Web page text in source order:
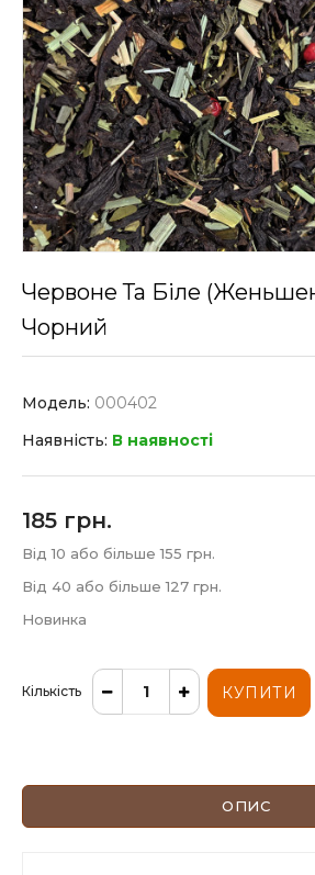
Червоне Та Біле
Чорний
Модель: 000402
Наявність: В наявності
185 грн.
Від 10 або більше 155 грн.
Від 40 або більше 127 грн.
Новинка
Кількість КУПИТИ
ОПИС